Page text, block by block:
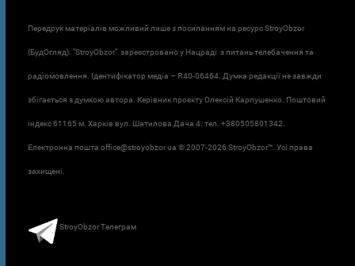
Передрук матеріалів можливий лише з посиланням на ресурс StroyObzor
(БудОгляд). "StroyObzor" зареєстровано у Нацраді з питань телебачення та
радіомовлення. Ідентифікатор медіа – R40-06464. Думка редакції не завжди
збігається з думкою автора. Керівник проєкту Олексій Карпушенко. Поштовий
індекс 61165 м. Харків вул. Шатилова Дача 4. тел. +380505801342.
Електронна пошта office@stroyobzor.ua © 2007-2026 StroyObzor™. Усі права
захищені.
StroyObzor Телеграм